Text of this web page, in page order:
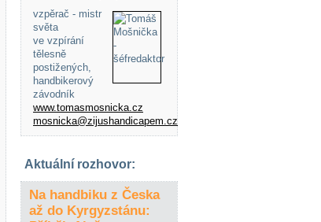
vzpěrač - mistr
světa
ve vzpírání
tělesně
postižených,
handbikerový
závodník
www.tomasmosnicka.cz
mosnicka@zijushandicapem.cz
Aktuální rozhovor:
Na handbiku z Česka
až do Kyrgyzstánu: